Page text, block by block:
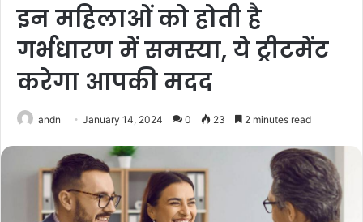
इन महिलाओं को होती है
गर्भधारण में समस्या, ये ट्रीटमेंट
करेगा आपकी मदद
andn January 14, 2024 0 23 2 minutes read